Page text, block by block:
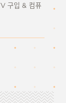
구입 & 컴퓨